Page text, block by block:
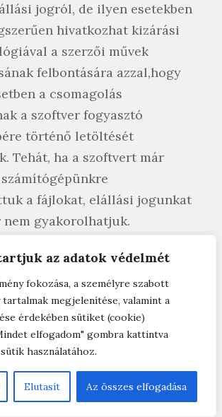
az adatok védelmét
fokozása, a személyre szabott
megjelenítése, valamint a
érdekében sütiket (cookie)
elfogadom" gombra kattintva
használatához.
Elutasít Az összes elfogadása
jogról, de ilyen esetekben
hivatkozhat kizárási
a szerzői művek
felbontására azzal,hogy
a csomagolás
a szoftver fogyasztó
történő letöltését
Tehát, ha a szoftvert már
a fájlokat, elállási jogunkat
nem gyakorolhatjuk.
h) pontjában
kifejezetten kért
és a karbantartás vagy a
felhasznált
felül kínált
vagy termékekre kiterjed.